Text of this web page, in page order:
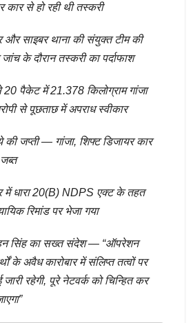
कार से हो रही थी तस्करी
और साइबर थाना की संयुक्त टीम की
जांच के दौरान तस्करी का पर्दाफाश
20 पैकेट में 21.378 किलोग्राम गांजा
से पूछताछ में अपराध स्वीकार
जप्ती — गांजा, शिफ्ट डिजायर कार
में धारा 20(B) NDPS एक्ट के तहत
रिमांड पर भेजा गया
सिंह का सख्त संदेश — “ऑपरेशन
के अवैध कारोबार में संलिप्त तत्वों पर
जारी रहेगी, पूरे नेटवर्क को चिन्हित कर